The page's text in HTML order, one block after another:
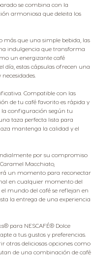
se combina con la
armoniosa que deleita los
más que una simple bebida, las
indulgencia que transforma
un energizante café
estas cápsulas ofrecen una
Compatible con las
de tu café favorito es rápida y
la configuración según tu
taza perfecta lista para
mantenga la calidad y el
por su compromiso
Macchiato,
un momento para reconectar
en cualquier momento del
mundo del café se reflejan en
la entrega de una experiencia
para NESCAFÉ® Dolce
a tus gustos y preferencias.
otras deliciosas opciones como
de una combinación de café